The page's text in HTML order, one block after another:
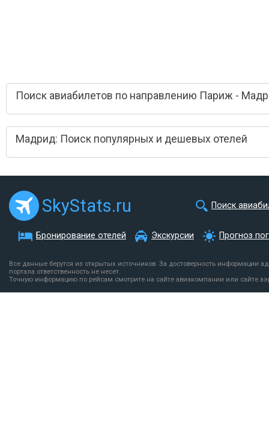
Поиск авиабилетов по направлению Париж -
Мадрид: Поиск популярных и дешевых отелей
SkyStats.ru Поиск
Бронирование отелей Экскурсии Прогноз
Все данные берутся из открытых источников. За достоверность информации
портала ответственность не несет.
Точную информацию по рейсам смотрите на сайте авиакомпании или сайте